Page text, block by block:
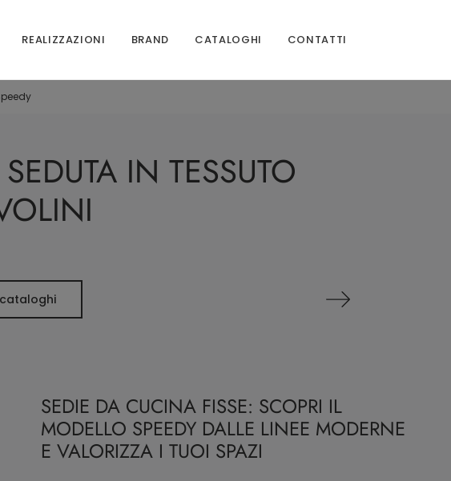
REALIZZAZIONI BRAND CATALOGHI CONTATTI
IN TESSUTO
SEDIE DA CUCINA FISSE: SCOPRI IL
MODELLO SPEEDY DALLE LINEE MODERNE
E VALORIZZA I TUOI SPAZI